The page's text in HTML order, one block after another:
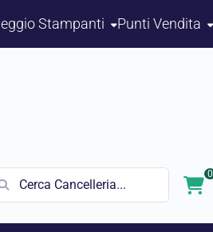
Stampanti Punti Vendita
0